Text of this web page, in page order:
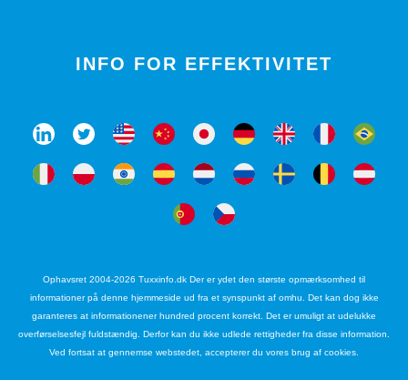
INFO FOR EFFEKTIVITET
Ophavsret 2004-2026 Tuxxinfo.dk Der er ydet den største opmærksomhed til
informationer på denne hjemmeside ud fra et synspunkt af omhu. Det kan dog ikke
garanteres at informationener hundred procent korrekt. Det er umuligt at udelukke
overførselsesfejl fuldstændig. Derfor kan du ikke udlede rettigheder fra disse information.
Ved fortsat at gennemse webstedet, accepterer du vores brug af cookies.